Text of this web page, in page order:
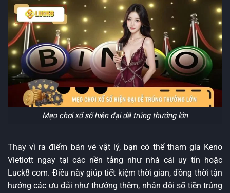
Mẹo chơi xổ số hiện đại dễ trúng thưởng lớn
Thay vì ra điểm bán vé vật lý, bạn có thể tham gia Keno
Vietlott ngay tại các nền tảng như nhà cái uy tín hoặc
Luck8 com. Điều này giúp tiết kiệm thời gian, đồng thời tận
hưởng các ưu đãi như thưởng thêm, nhân đôi số tiền trúng